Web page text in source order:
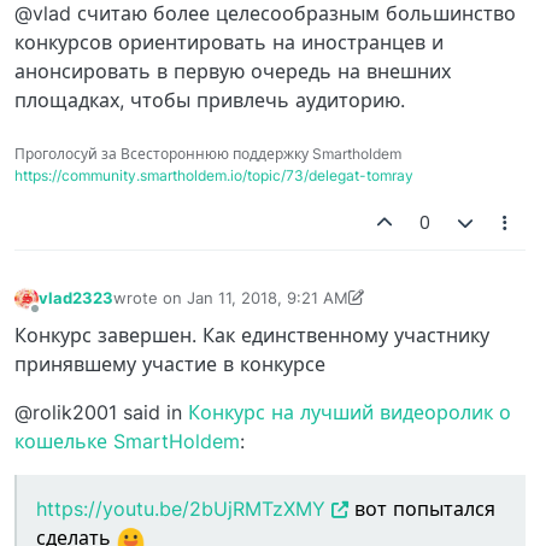
@vlad считаю более целесообразным большинство
конкурсов ориентировать на иностранцев и
анонсировать в первую очередь на внешних
площадках, чтобы привлечь аудиторию.
Проголосуй за Всестороннюю поддержку Smartholdem
https://community.smartholdem.io/topic/73/delegat-tomray
0
vlad2323wrote on Jan 11, 2018, 9:21 AM
last edited by vlad2323Jan 11, 2018, 9:21 AM
Конкурс завершен. Как единственному участнику
принявшему участие в конкурсе
@rolik2001 said in Конкурс на лучший видеоролик о
кошельке SmartHoldem:
https://youtu.be/2bUjRMTzXMY
вот попытался
сделать